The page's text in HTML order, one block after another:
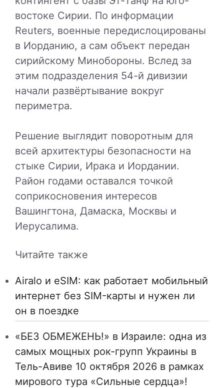
востоке Сирии. По информации
Reuters, военные передислоцированы
в Иорданию, а сам объект передан
сирийскому Минобороны. Вслед за
этим подразделения 54-й дивизии
начали развёртывание вокруг
периметра.
Решение выглядит поворотным для
всей архитектуры безопасности на
стыке Сирии, Ирака и Иордании.
Район годами оставался точкой
соприкосновения интересов
Вашингтона, Дамаска, Москвы и
Иерусалима.
Читайте также
Airalo и eSIM: как работает мобильный
интернет без SIM-карты и нужен ли
он в поездке
«БЕЗ ОБМЕЖЕНЬ!» в Израиле: одна из
самых мощных рок-групп Украины в
Тель-Авиве 10 октября 2026 в рамках
мирового тура «Сильные сердца»!